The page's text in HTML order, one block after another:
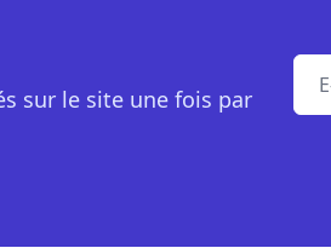
sur le site une fois par